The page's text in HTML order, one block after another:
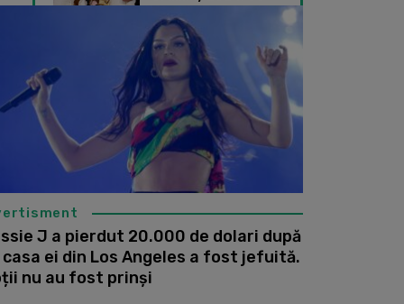
ales Taylor Swift și
Dua Lipa
publicat imagini emoționante din timpul unei intervenții
Jessie J a izbucnit
J a pierdut 20.000 de dolari după
casa ei din Los Angeles a fost jefuită.
nu au fost prinși